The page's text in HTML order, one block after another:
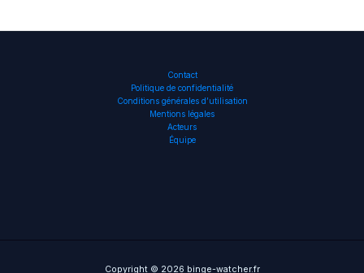
Contact
Politique de confidentialité
Conditions générales d’utilisation
Mentions légales
Acteurs
Équipe
Copyright © 2026 binge-watcher.fr